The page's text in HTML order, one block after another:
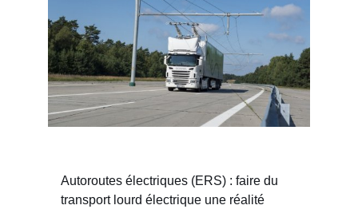
Autoroutes électriques (ERS) : faire du
transport lourd électrique une réalité